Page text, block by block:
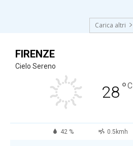
Carica altri
FIRENZE
Cielo Sereno
28°C
42 % 0.5kmh